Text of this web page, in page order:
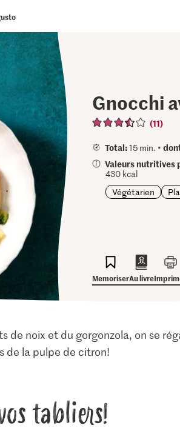
Gnocchi
(11)
Total:15 min. •
Valeurs nutritives
430 kcal
Végétarien
MemoriserAu livre
noix et du gorgonzola, on se
de la pulpe de citron!
tabliers!